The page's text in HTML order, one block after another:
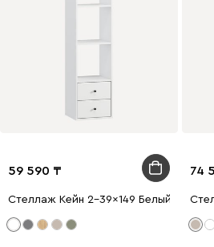
59 590
Стеллаж Кейн 2-39x149 Белый
74